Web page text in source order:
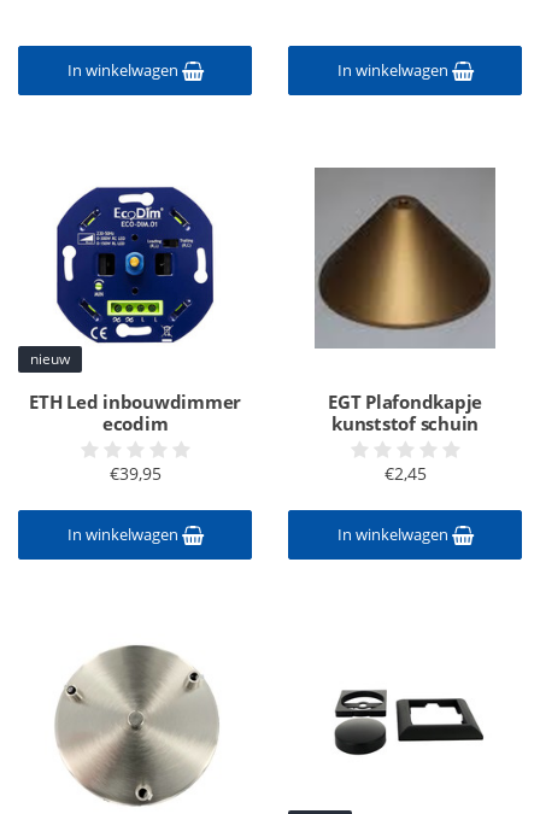
In winkelwagen In winkelwagen
nieuw
ETH Led inbouwdimmer
ecodim
€39,95
In winkelwagen
EGT Plafondkapje
kunststof schuin
€2,45
In winkelwagen